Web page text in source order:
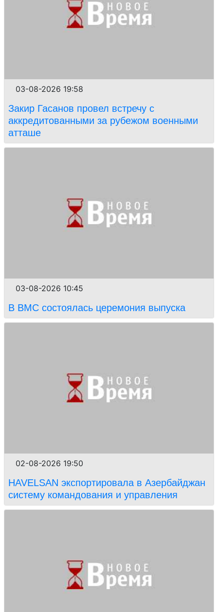
03-08-2026 19:58
Закир Гасанов провел встречу с
аккредитованными за рубежом военными
атташе
03-08-2026 10:45
В ВМС состоялась церемония выпуска
02-08-2026 19:50
HAVELSAN экспортировала в Азербайджан
систему командования и управления